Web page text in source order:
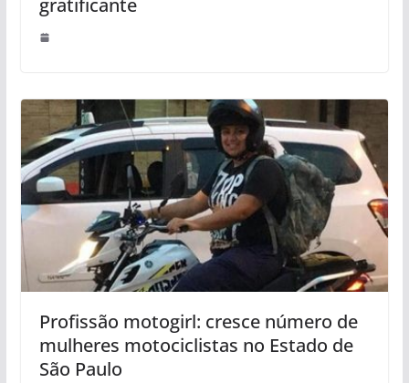
Profissão motogirl: cresce número de
mulheres motociclistas no Estado de
São Paulo